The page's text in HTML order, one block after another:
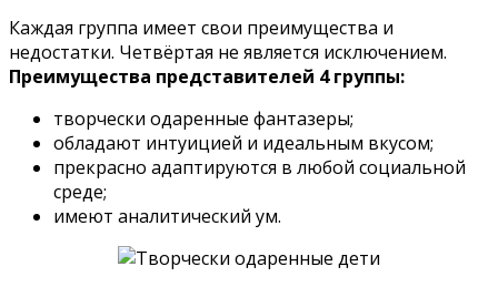
Каждая группа имеет свои преимущества и
недостатки. Четвёртая не является исключением.
Преимущества представителей 4 группы:
творчески одаренные фантазеры;
обладают интуицией и идеальным вкусом;
прекрасно адаптируются в любой социальной
среде;
имеют аналитический ум.